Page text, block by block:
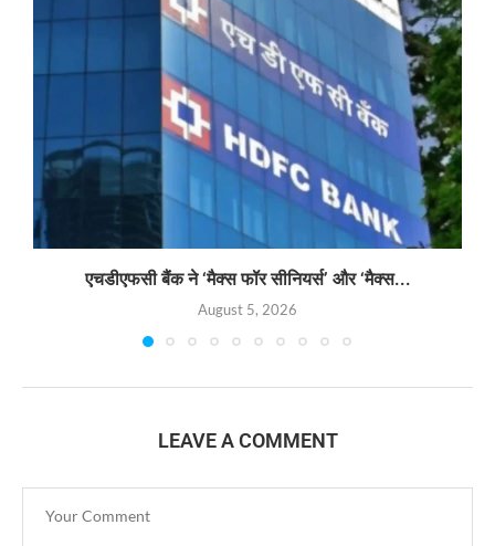
एचडीएफसी बैंक ने ‘मैक्स फॉर सीनियर्स’ और ‘मैक्स...
August 5, 2026
LEAVE A COMMENT